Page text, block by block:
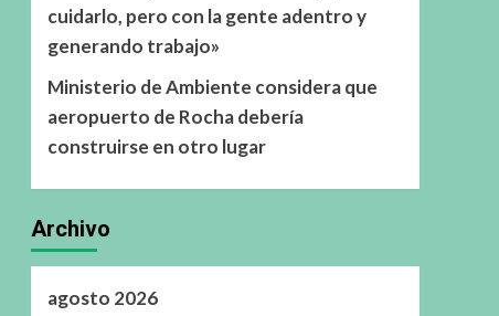
cuidarlo, pero con la gente adentro y
generando trabajo»
Ministerio de Ambiente considera que
aeropuerto de Rocha debería
construirse en otro lugar
Archivo
agosto 2026